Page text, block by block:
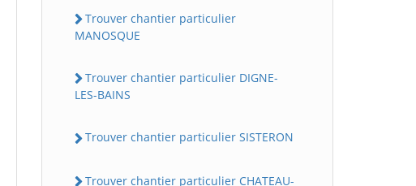
Trouver chantier particulier
MANOSQUE
Trouver chantier particulier DIGNE-
LES-BAINS
Trouver chantier particulier SISTERON
Trouver chantier particulier CHATEAU-